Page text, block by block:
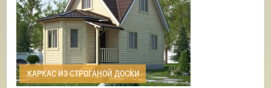
КАРКАС ИЗ СТРОГАНОЙ ДОСКИ